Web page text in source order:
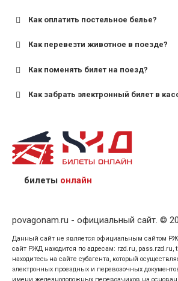
для поездов дальнего следования
для пригородных поездов — от 7
Как оплатить постельное белье?
Как перевезти животное в поезде?
Как поменять билет на поезд?
Как забрать электронный билет в
назвав кассиру 14-значный номер
предъявив удостоверение
кого оформлен билет.
билеты онлайн
povagonam.ru - официальный сайт. ©
Данный сайт не является официальным сайтом
сайт РЖД находится по адресам: rzd.ru, pass.rzd.ru,
находитесь на сайте субагента, который
электронных проездных и перевозочных